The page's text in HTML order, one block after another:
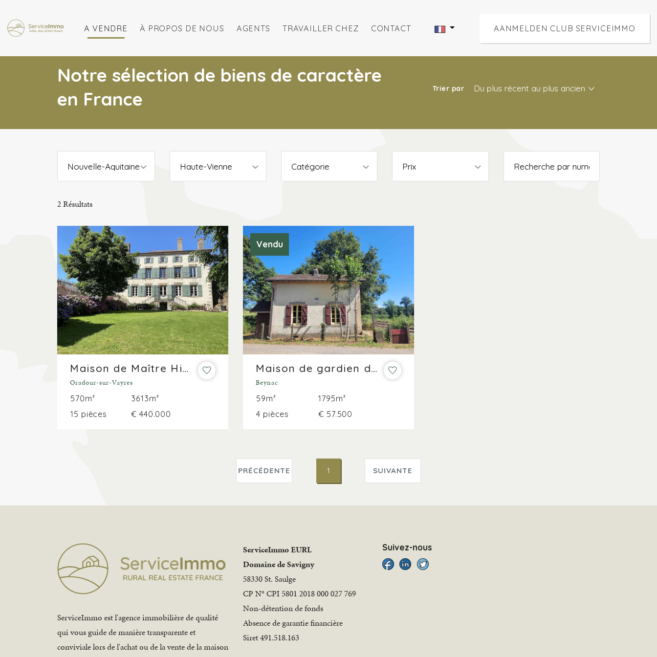
A VENDRE À PROPOS DE NOUS AGENTS TRAVAILLER CHEZ CONTACT AANMELDEN CLUB SERVICEIMMO
Notre sélection de biens de caractère
en France
Trier par Du plus récent au plus ancien
Nouvelle-Aquitaine Haute-Vienne Catégorie Prix
2Résultats
Maison de Maître Historique au Cœur de la Haute-Vienne
Oradour-sur-Vayres
570m²
3613m²
15 pièces
€ 440.000
Vendu
Maison de gardien de chemin de fer !
Beynac
59m²
1795m²
4 pièces
€ 57.500
PRÉCÉDENTE 1 SUIVANTE
ServiceImmo est l'agence immobilière de qualité
qui vous guide de manière transparente et
conviviale lors de l'achat ou de la vente de la maison
ServiceImmo EURL
Domaine de Savigny
58330 St. Saulge
CP N° CPI 5801 2018 000 027 769
Non-détention de fonds
Absence de garantie financière
Siret 491.518.163
Suivez-nous